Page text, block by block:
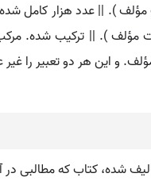
). || عدد هزار کامل شده.
مؤلف ). || ترکیب شده.
این هر دو تعبیر را غیر
شده، کتاب که مطالبی